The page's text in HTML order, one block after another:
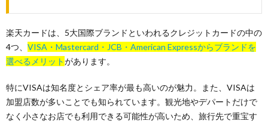
楽天カードは、5大国際ブランドといわれるクレジットカードの中の
4つ、 VISA・Mastercard・JCB・American Expressからブランドを
選べるメリットがあります。
特にVISAは知名度とシェア率が最も高いのが魅力。また、VISAは
加盟店数が多いことでも知られています。観光地やデパートだけで
なく小さなお店でも利用できる可能性が高いため、旅行先で重宝す